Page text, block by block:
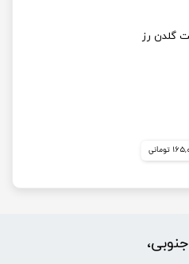
گلدن رز
تومانی